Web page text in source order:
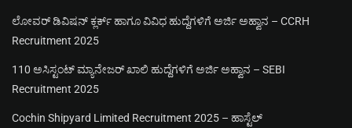
ಲೋವರ್ ಡಿವಿಷನ್ ಕ್ಲರ್ಕ್ ಹಾಗೂ ವಿವಿಧ ಹುದ್ದೆಗಳಿಗೆ ಅರ್ಜಿ ಅಹ್ವಾನ – CCRH
Recruitment 2025
110 ಅಸಿಸ್ಟಂಟ್ ಮ್ಯಾನೇಜರ್ ಖಾಲಿ ಹುದ್ದೆಗಳಿಗೆ ಅರ್ಜಿ ಅಹ್ವಾನ – SEBI
Recruitment 2025
Cochin Shipyard Limited Recruitment 2025 – ಹಾಸ್ಟೆಲ್